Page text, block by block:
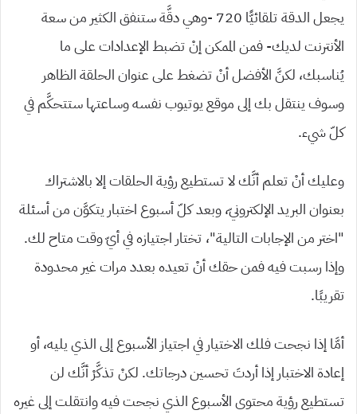
يجعل الدقة تلقائيًّا 720 -وهي دقَّة ستنفق الكثير من سعة
الأنترنت لديك- فمن الممكن إنْ تضبط الإعدادات على ما
يُناسبك، لكنَّ الأفضل أنْ تضغط على عنوان الحلقة الظاهر
وسوف ينتقل بك إلى موقع يوتيوب نفسه وساعتها ستتحكَّم في
كلّ شيء.
وعليك أنْ تعلم أنَّك لا تستطيع رؤية الحلقات إلا بالاشتراك
بعنوان البريد الإلكترونيّ، وبعد كلّ أسبوع اختبار يتكوَّن من أسئلة
“اختر من الإجابات التالية”، تختار اجتيازه في أيّ وقت متاح لك.
وإذا رسبت فيه فمن حقك أنْ تعيده بعدد مرات غير محدودة
تقريبًا.
أمَّا إذا نجحت فلك الاختيار في اجتياز الأسبوع إلى الذي يليه، أو
إعادة الاختبار إذا أردتَ تحسين درجاتك. لكنْ تذكَّرْ أنَّك لن
تستطيع رؤية محتوى الأسبوع الذي نجحت فيه وانتقلت إلى غيره